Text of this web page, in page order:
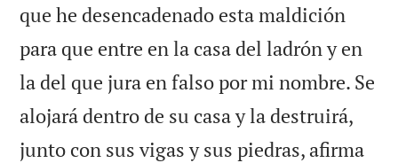
que he desencadenado esta maldición
para que entre en la casa del ladrón y en
la del que jura en falso por mi nombre. Se
alojará dentro de su casa y la destruirá,
junto con sus vigas y sus piedras, afirma